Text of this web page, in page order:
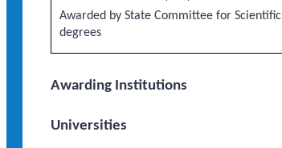
Awarded by State Committee for Scientific
degrees
Awarding Institutions
Universities